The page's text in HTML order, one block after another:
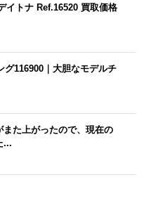
イトナ Ref.16520 買取価格
グ116900｜大胆なモデルチ
また上がったので、現在の
...